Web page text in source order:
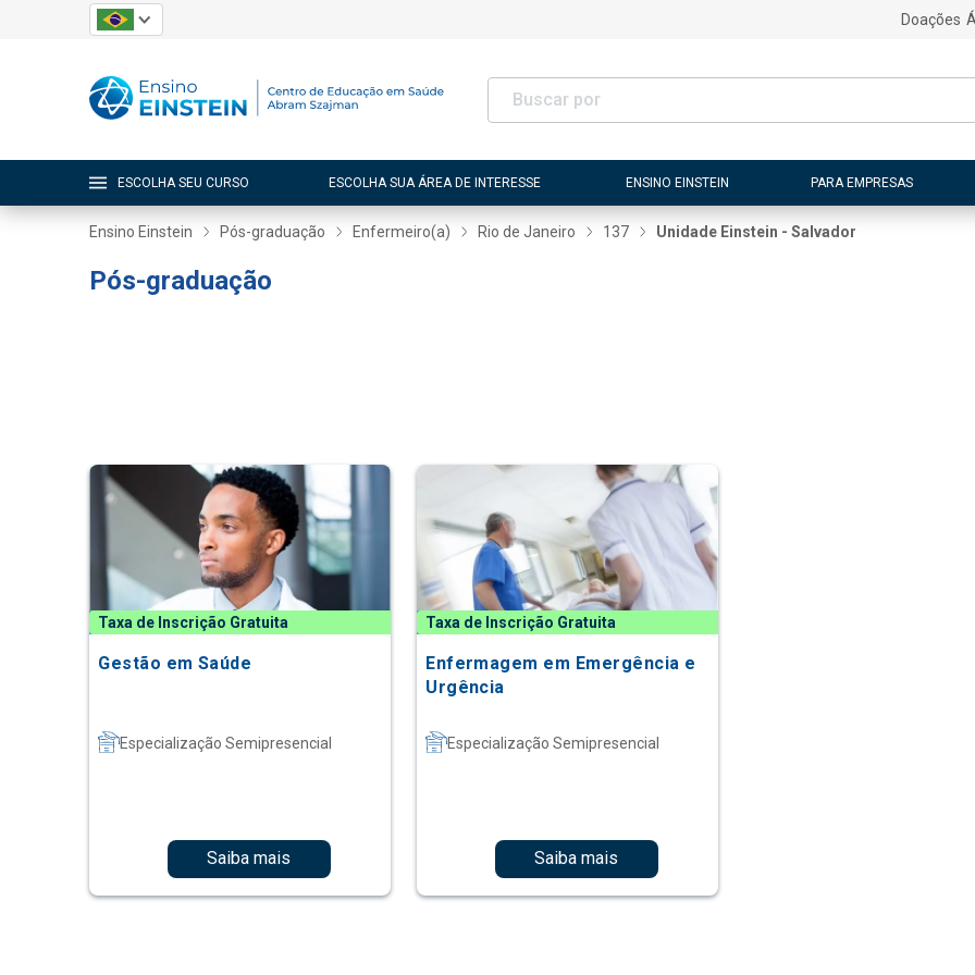
Doações
ESCOLHA SEU CURSO ESCOLHA SUA ÁREA DE INTERESSE ENSINO EINSTEIN PARA EMPRESAS
Ensino Einstein Pós-graduação Enfermeiro(a) Rio de Janeiro 137 Unidade Einstein - Salvador
Pós-graduação
Taxa de Inscrição Gratuita
Gestão em Saúde
Especialização Semipresencial
Saiba mais
Taxa de Inscrição Gratuita
Enfermagem em Emergência e
Urgência
Especialização Semipresencial
Saiba mais